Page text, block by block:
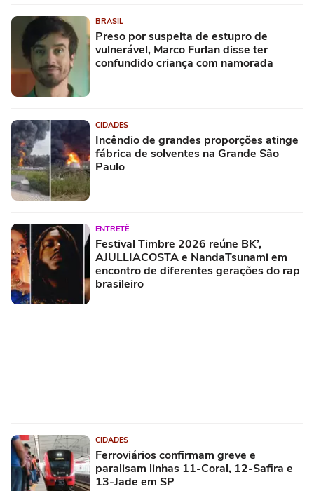
BRASIL
Preso por suspeita de estupro de
vulnerável, Marco Furlan disse ter
confundido criança com namorada
CIDADES
Incêndio de grandes proporções atinge
fábrica de solventes na Grande São
Paulo
ENTRETÊ
Festival Timbre 2026 reúne BK’,
AJULLIACOSTA e NandaTsunami em
encontro de diferentes gerações do rap
brasileiro
CIDADES
Ferroviários confirmam greve e
paralisam linhas 11-Coral, 12-Safira e
13-Jade em SP